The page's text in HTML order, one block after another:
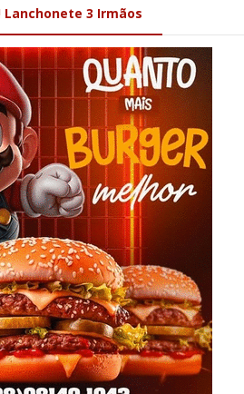
Lanchonete 3 Irmãos